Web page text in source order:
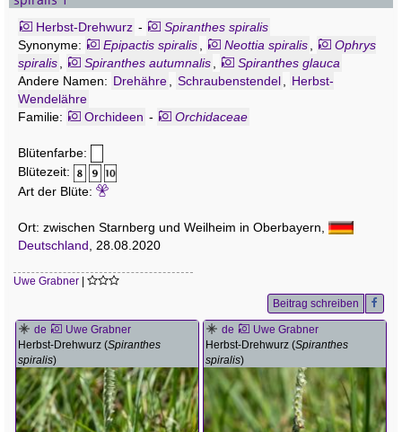
Herbst-Drehwurz -
Spiranthes spiralis
Synonyme:
Epipactis spiralis Neottia spiralis
Ophrys
spiralis
Spiranthes autumnalis
Spiranthes glauca
Andere Namen: Drehähre Schraubenstendel
Herbst-
Wendelähre
Familie:
Orchideen - Orchidaceae
Blütenfarbe:
Blütezeit:
Art der Blüte:
Ort: zwischen Starnberg und Weilheim in Oberbayern,
Deutschland , 28.08.2020
Uwe Grabner |
Beitrag schreiben
de
Uwe Grabner
Herbst-Drehwurz (Spiranthes
spiralis)
de
Uwe Grabner
Herbst-Drehwurz (Spiranthes
spiralis)